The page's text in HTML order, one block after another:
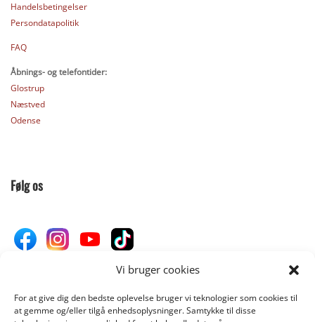
Vi bruger cookies
For at give dig den bedste oplevelse bruger vi teknologier som cookies til
at gemme og/eller tilgå enhedsoplysninger. Samtykke til disse
Handelsbetingelser
Persondatapolitik
FAQ
Åbnings- og telefontider:
Glostrup
Næstved
Odense
Følg os
Donér til Inges Kattehjem